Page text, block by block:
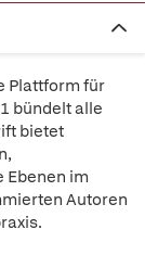
Plattform für
bündelt alle
bietet
im
Autoren